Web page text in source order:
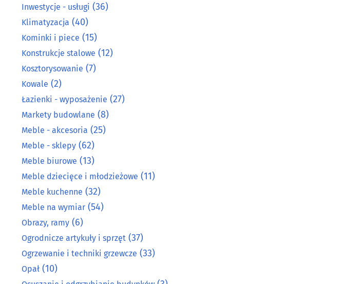
Inwestycje - usługi (36)
Klimatyzacja (40)
Kominki i piece (15)
Konstrukcje stalowe (12)
Kosztorysowanie (7)
Kowale (2)
Łazienki - wyposażenie (27)
Markety budowlane (8)
Meble - akcesoria (25)
Meble - sklepy (62)
Meble biurowe (13)
Meble dziecięce i młodzieżowe (11)
Meble kuchenne (32)
Meble na wymiar (54)
Obrazy, ramy (6)
Ogrodnicze artykuły i sprzęt (37)
Ogrzewanie i techniki grzewcze (33)
Opał (10)